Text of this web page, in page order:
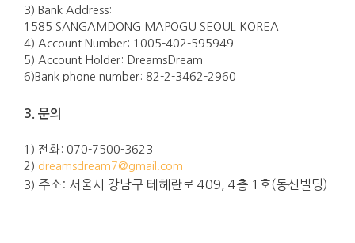
3) Bank Address:
1585 SANGAMDONG MAPOGU SEOUL KOREA
4) Account Number: 1005-402-595949
5) Account Holder: DreamsDream
6)Bank phone number: 82-2-3462-2960
3. 문의
1) 전화: 070-7500-3623
2) dreamsdream7@gmail.com
3) 주소: 서울시 강남구 테헤란로 409, 4층 1호(동신빌딩)